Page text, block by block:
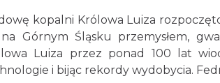
kopalni Królowa Luiza
Górnym Śląsku przemysłem,
Luiza przez ponad 100 lat
i bijąc rekordy wydobycia.